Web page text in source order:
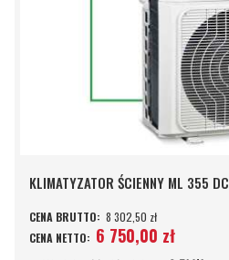
KLIMATYZATOR ŚCIENNY ML 355 DC
8 302,50 zł
6 750,00 zł